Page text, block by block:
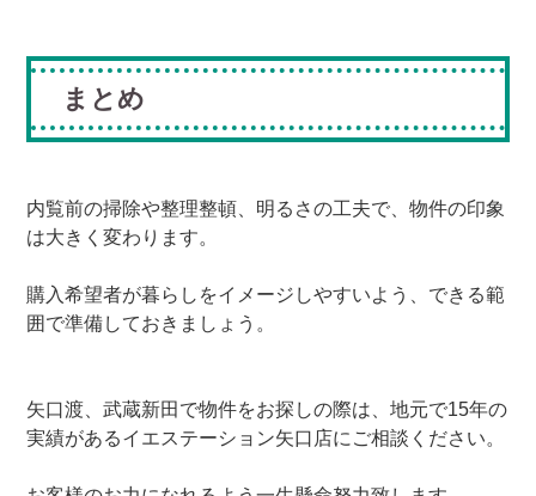
まとめ
内覧前の掃除や整理整頓、明るさの工夫で、物件の印象
は大きく変わります。
購入希望者が暮らしをイメージしやすいよう、できる範
囲で準備しておきましょう。
矢口渡、武蔵新田で物件をお探しの際は、地元で15年の
実績があるイエステーション矢口店にご相談ください。